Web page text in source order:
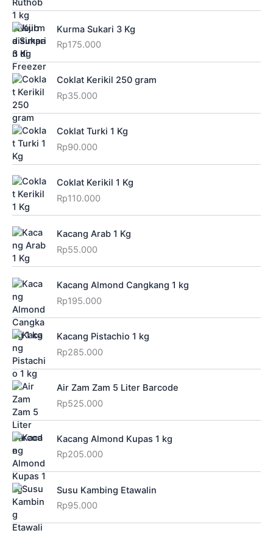
Kurma Sukari 3 Kg
Rp175.000
Coklat Kerikil 250 gram
Rp35.000
Coklat Turki 1 Kg
Rp90.000
Coklat Kerikil 1 Kg
Rp110.000
Kacang Arab 1 Kg
Rp55.000
Kacang Almond Cangkang 1 kg
Rp195.000
Kacang Pistachio 1 kg
Rp285.000
Air Zam Zam 5 Liter Barcode
Rp525.000
Kacang Almond Kupas 1 kg
Rp205.000
Susu Kambing Etawalin
Rp95.000